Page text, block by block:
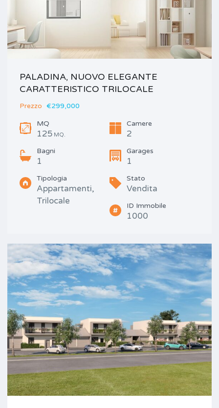
PALADINA, NUOVO ELEGANTE
CARATTERISTICO TRILOCALE
Prezzo €299,000
MQ
125 MQ.
Camere
2
Bagni
1
Garages
1
Tipologia
Appartamenti,
Trilocale
Stato
Vendita
ID Immobile
1000